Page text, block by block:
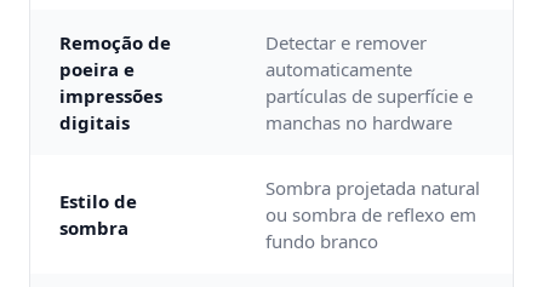
Remoção de
poeira e
impressões
digitais
Detectar e remover
automaticamente
partículas de superfície e
manchas no hardware
Estilo de
sombra
Sombra projetada natural
ou sombra de reflexo em
fundo branco